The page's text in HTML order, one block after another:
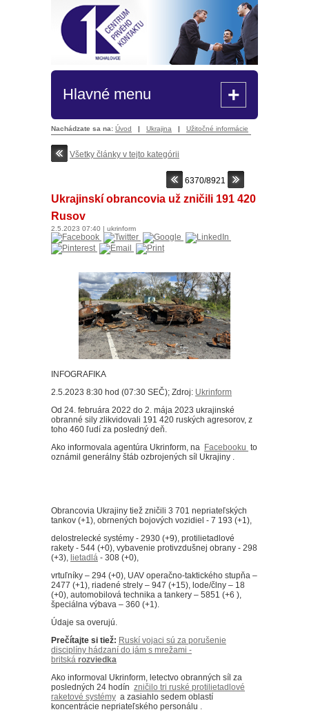
Hlavné menu +
Nachádzate sa na: Úvod | Ukrajina | Užitočné informácie
Všetky články v tejto kategórii
6370/8921
Ukrajinskí obrancovia už zničili 191 420
Rusov
2.5.2023 07:40 | ukrinform
INFOGRAFIKA
2.5.2023 8:30 hod (07:30 SEČ); Zdroj: Ukrinform
Od 24. februára 2022 do 2. mája 2023 ukrajinské
obranné sily zlikvidovali 191 420 ruských agresorov, z
toho 460 ľudí za posledný deň.
Ako informovala agentúra Ukrinform, na Facebooku to
oznámil generálny štáb ozbrojených síl Ukrajiny .
Obrancovia Ukrajiny tiež zničili 3 701 nepriateľských
tankov (+1), obrnených bojových vozidiel - 7 193 (+1),
delostrelecké systémy - 2930 (+9), protilietadlové
rakety - 544 (+0), vybavenie protivzdušnej obrany - 298
(+3), lietadlá - 308 (+0),
vrtuľníky – 294 (+0), UAV operačno-taktického stupňa –
2477 (+1), riadené strely ‒ 947 (+15), lode/člny ‒ 18
(+0), automobilová technika a tankery – 5851 (+6 ),
špeciálna výbava ‒ 360 (+1).
Údaje sa overujú.
Prečítajte si tiež: Ruskí vojaci sú za porušenie
disciplíny hádzaní do jám s mrežami -
britská rozviedka
Ako informoval Ukrinform, letectvo obranných síl za
posledných 24 hodín zničilo tri ruské protilietadlové
raketové systémy a zasiahlo sedem oblastí
koncentrácie nepriateľského personálu .